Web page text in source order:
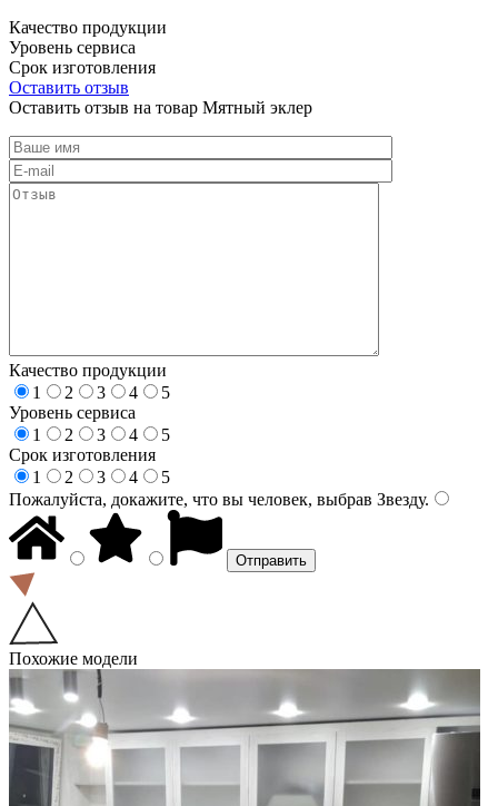
Качество продукции
Уровень сервиса
Срок изготовления
Оставить отзыв
Оставить отзыв на товар Мятный эклер
Качество продукции
1
2 3 4
5
Уровень сервиса
1
2 3 4
5
Срок изготовления
1
2 3 4
5
Пожалуйста, докажите, что вы человек, выбрав Звезду.
Похожие модели